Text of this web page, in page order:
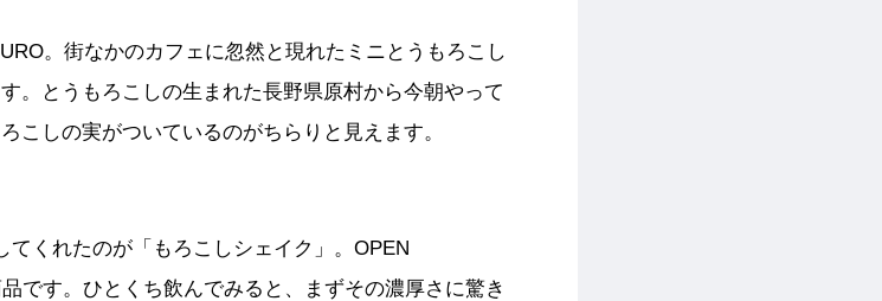
。街なかのカフェに忽然と現れたミニとうもろこし
。とうもろこしの生まれた長野県原村から今朝やって
こしの実がついているのがちらりと見えます。
くれたのが「もろこしシェイク」。OPEN
です。ひとくち飲んでみると、まずその濃厚さに驚き